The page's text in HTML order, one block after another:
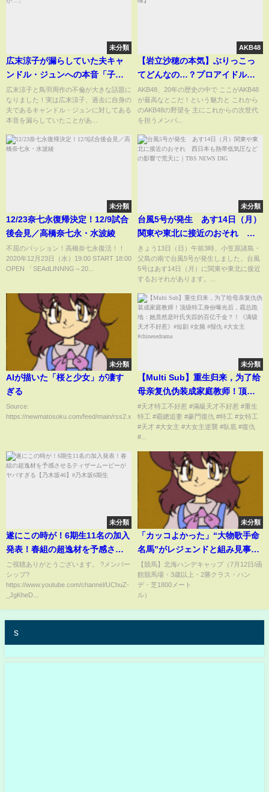
未分類
広末涼子が漏らしていた夫キャ
ンドル・ジュンへの本音「子供
が産まれた途端夫の言動が…」
広末涼子と鳥羽周作の不倫が大きな話題に
なりました！実は広末涼子、過去に自身の
夫であるキャンドル・ジュンに対してある
本音を漏らしていたことがあ...
AKB48
【岩立沙穂の本気】ぶりっこっ
てどんなの…？プロアイドル女
王決定戦【スタジオ感嘆】
AKB48、20年の歴史の中で ここがAKB48
が最高なとこだ！という魅力と これから
のAKB48の野望を 主にこれからの次世代
を担うメンバ...
未分類
12/23奈七永復帰決定！12/9試合
後会見／高橋奈七永・水波綾
不屈のパッション！高橋奈七永復活！！
2020年12月23日（水）19:00 START 18:00
OPEN 「SEAdLINNNG～20...
未分類
台風5号が発生 あす14日（月）
関東や東北に接近のおそれ 西
日本も熱帯低気圧などの影響で
荒天に｜TBS NEWS DIG
きょう13日（日）午前3時、小笠原諸島・
父島の南で台風5号が発生しました。台風
5号はあす14日（月）に関東や東北に接近
するおそれがあります。...
未分類
AIが描いた「桜と少女」が凄す
ぎる
Source:
https://newmatosoku.com/feed/main/rss2.xml...
未分類
【Multi Sub】重生归来，为了给
母亲复仇伪装成家庭教师！顶级
特工身份曝光后，霸总跪地：她
竟然是叶氏失踪的百亿千金？！
《满级天才不好惹》#短剧 #女频
#天才特工不好惹 #滿級天才不好惹 #重生
特工 #霸總追妻 #豪門復仇 #特工 #女特工
#天才 #大女主 #大女主逆襲 #臥底 #復仇
#...
未分類
遂にこの時が！6期生11名の加入
発表！春組の超逸材を予感させ
るティザームービーがヤバすぎ
る【乃木坂46】#乃木坂6期生
ご視聴ありがとうございます。 ?メンバー
シップ?
https://www.youtube.com/channel/UChuZ-
_JgKheD...
未分類
「カッコよかった」“大物歌手命
名馬”がレジェンドと組み見事な
大逃げ…惜敗も人馬の奮闘にフ
ァン胸熱「人生初競馬、楽しか
った！」(ABEMA TIMES)
【競馬】北海ハンデキャップ（7月12日/函
館競馬場・3歳以上・2勝クラス・ハン
デ・芝1800メート
ル）
s